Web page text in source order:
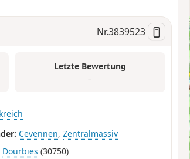
Nr.3839523
Letzte Bewertung
–
Cevennen,Zentralmassiv
Dourbies (30750)